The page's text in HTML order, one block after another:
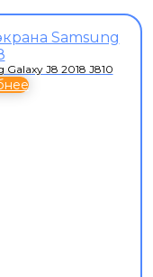
J8 2018 J810